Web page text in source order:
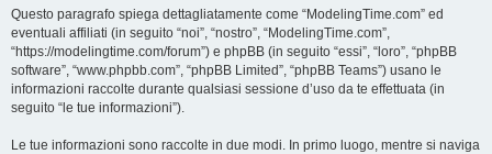
Questo paragrafo spiega dettagliatamente come “ModelingTime.com” ed
eventuali affiliati (in seguito “noi”, “nostro”, “ModelingTime.com”,
“https://modelingtime.com/forum”) e phpBB (in seguito “essi”, “loro”, “phpBB
software”, “www.phpbb.com”, “phpBB Limited”, “phpBB Teams”) usano le
informazioni raccolte durante qualsiasi sessione d’uso da te effettuata (in
seguito “le tue informazioni”).
Le tue informazioni sono raccolte in due modi. In primo luogo, mentre si naviga